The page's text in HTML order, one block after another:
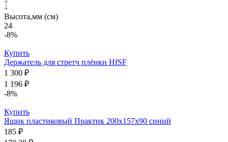
Высота,мм (см)
24
-8%
Купить
Держатель для стретч плёнки HfSF
1 300 ₽
1 196 ₽
-8%
Купить
Ящик пластиковый Практик 200x157x90 синий
185 ₽